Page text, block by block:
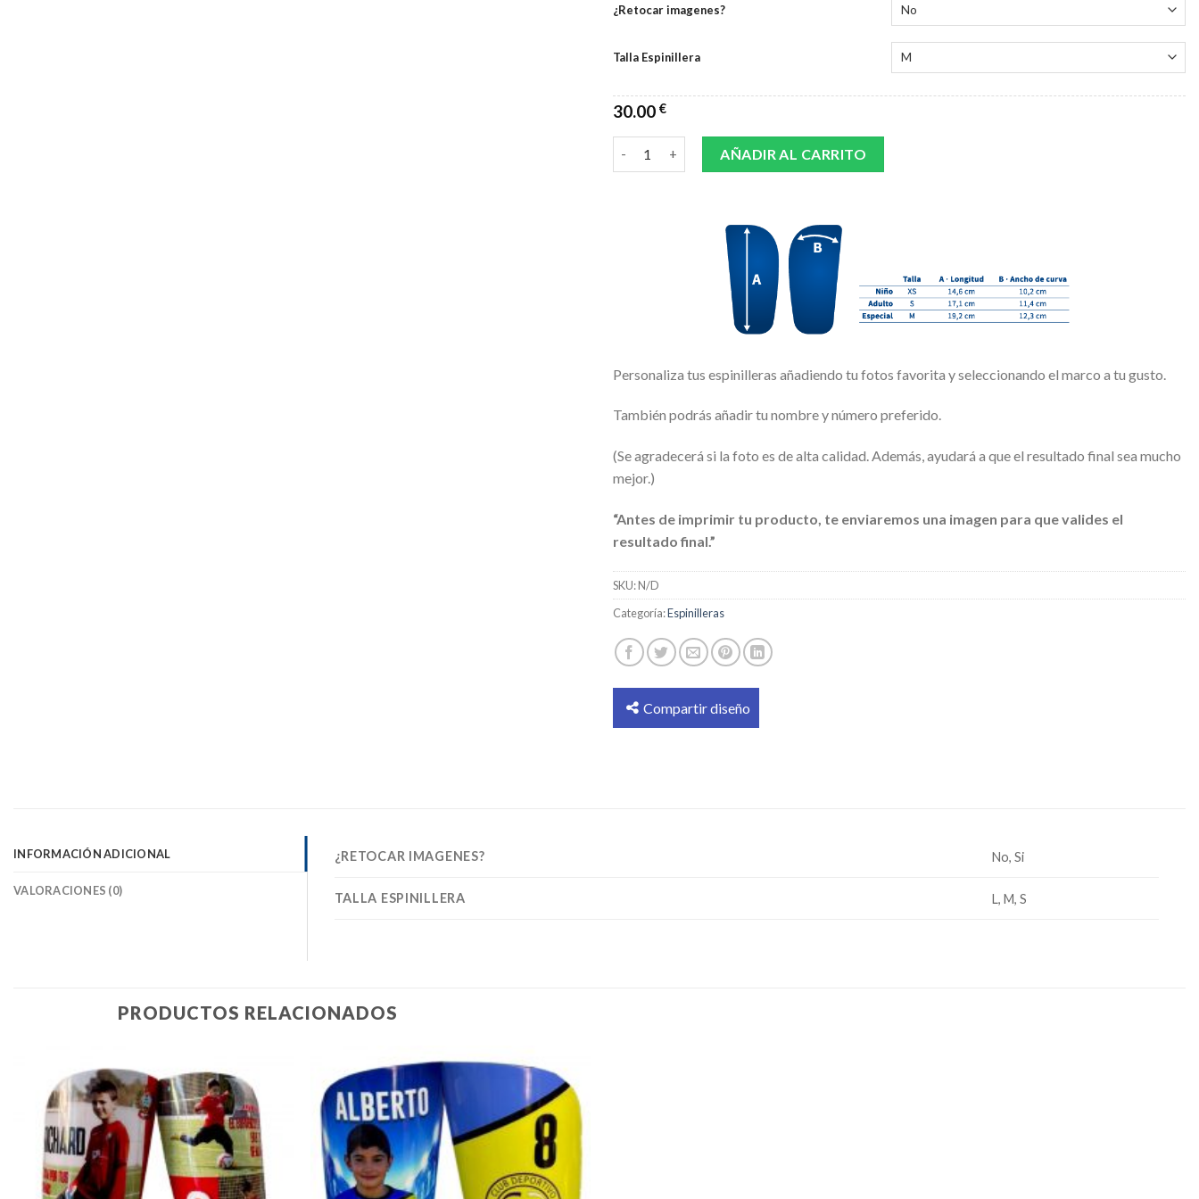
¿Retocar imagenes?
Talla Espinillera
30.00 €
ESPINILLERAS MARCO COLOR FOTO cantidad
AÑADIR AL CARRITO
Personaliza tus espinilleras añadiendo tu fotos favorita y seleccionando el marco a tu gusto.
También podrás añadir tu nombre y número preferido.
(Se agradecerá si la foto es de alta calidad. Además, ayudará a que el resultado final sea mucho
mejor.)
“Antes de imprimir tu producto, te enviaremos una imagen para que valides el
resultado final.”
SKU:N/D
Categoría:Espinilleras
Compartir diseño
INFORMACIÓN ADICIONAL
VALORACIONES (0)
¿RETOCAR IMAGENES? No, Si
TALLA ESPINILLERA L, M, S
PRODUCTOS RELACIONADOS
Añadir
a la
lista de
deseos
Añadir
a la
lista de
deseos